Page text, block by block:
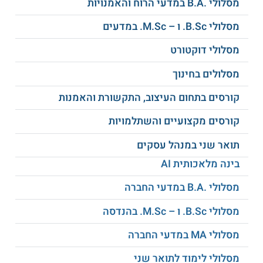
מודרנית לבין הקורס סוגיות מרכזיות
בפילוסופיה אנליטית.
בחירה בין קורסי המבואות התחומיים הבאים:
מבוא למחשבה מדינית, מבוא לאסטיקה,
פילוסופיה של הנפש בתקופתנו, פילוסופיה של
המדע ופילוסופיה יהודית בימי הביניים מרב
סעדיה גאון עד הרמב"ם.
קורסי בחירה מתקדמים בפילוסופיה כגון:
חשיבה היסטורית (‏פרקים בפילוסופיה של
היסטוריה‎)‏, דת ומדינה: היבטים פילוסופיים,
בעיות נבחרות בפילוסופיה של המדע ועוד.
לימודי קורסי החובה הבאים בניהול: מבוא
למיקרו + מקרו כלכלה, תורת המימון: ניהול
פיננסי של גופים עסקיים, ניהול השיווק, תכנון,
ניתוח ועיצוב מערכות מידע, התנהגות ארגונית
ויסודות החשבונאות.
קורסי בחירה בניהול כגון: חשבון דיפרנציאלי
לתלמידי כלכלה וניהול, ניתוח דוחות פיננסיים,
ניהול הפרסום, שיפוט והערכה בתנאי אי-ודאות
לתלמידי ניהול וכלכלה, תכנון מערכות דינמיות
מסלולי B.Sc. ו – M.Sc. במדעים
מסלולי דוקטורט
מסלולים בחינוך
קורסים בתחום העיצוב, התקשורת והאמנות
קורסים מקצועיים והשתלמויות
תואר שני במנהל עסקים
בינה מלאכותית AI
מסלולי .B.A במדעי החברה
מסלולי B.Sc. ו – M.Sc. בהנדסה
מסלולי MA במדעי החברה
מסלולי לימוד לתואר שני